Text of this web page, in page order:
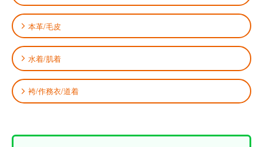
本革/毛皮
水着/肌着
袴/作務衣/道着